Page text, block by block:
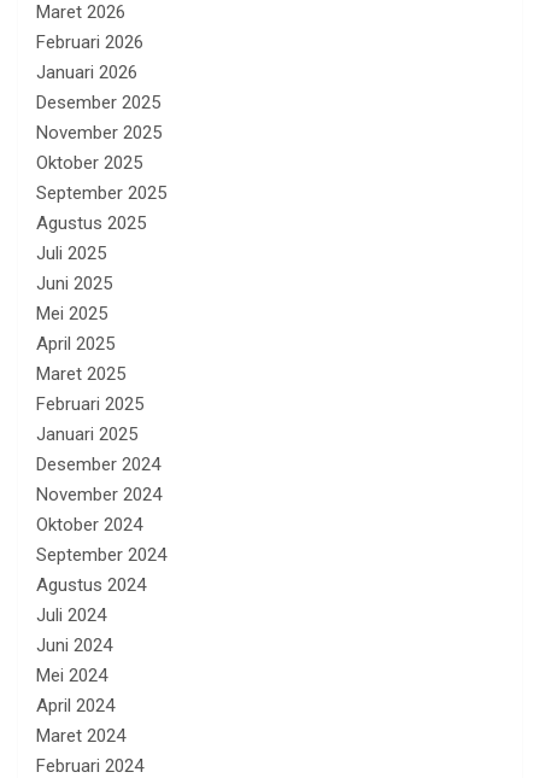
Maret 2026
Februari 2026
Januari 2026
Desember 2025
November 2025
Oktober 2025
September 2025
Agustus 2025
Juli 2025
Juni 2025
Mei 2025
April 2025
Maret 2025
Februari 2025
Januari 2025
Desember 2024
November 2024
Oktober 2024
September 2024
Agustus 2024
Juli 2024
Juni 2024
Mei 2024
April 2024
Maret 2024
Februari 2024